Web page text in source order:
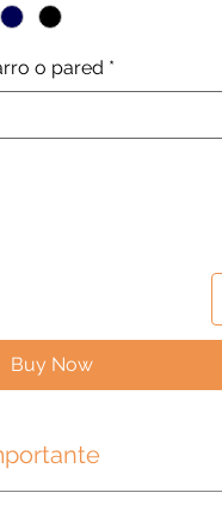
o pared *
Buy Now